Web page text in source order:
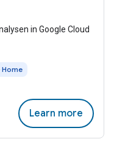
in Google Cloud
Learn more